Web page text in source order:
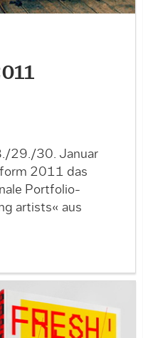
29./30. Januar
2011 das
Portfolio-
artists« aus